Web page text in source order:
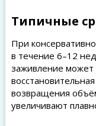
Типичные
При
в течение 6–12
заживление
возвращения
увеличивают